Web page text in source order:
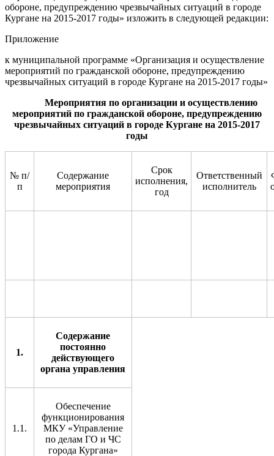
обороне, предупреждению чрезвычайных ситуаций в городе
Кургане на 2015-2017 годы» изложить в следующей редакции:
Приложение
к муниципальной программе «Организация и осуществление
мероприятий по гражданской обороне, предупреждению
чрезвычайных ситуаций в городе Кургане на 2015-2017 годы»
Мероприятия по организации и осуществлению
мероприятий по гражданской обороне, предупреждению
чрезвычайных ситуаций в городе Кургане на 2015-2017
годы
№ п/
п
Содержание
мероприятия
Срок
исполнения,
год
Ответственный
исполнитель
1.
Содержание
постоянно
действующего
органа управления
1.1.
Обеспечение
функционирования
МКУ «Управление
по делам ГО и ЧС
города Кургана»